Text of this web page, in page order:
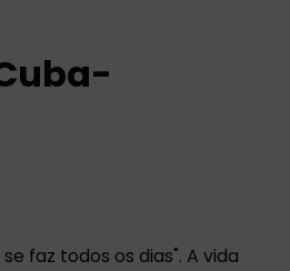
faz todos os dias". A vida